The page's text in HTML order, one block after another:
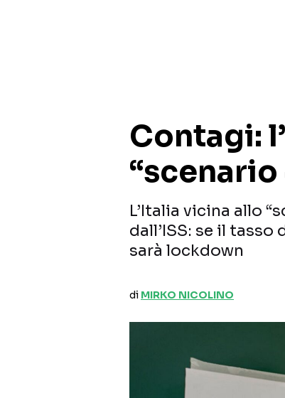
Contagi:
“scenario
L’Italia vicina allo
dall’ISS: se il
sarà lockdown
di MIRKO NICOLINO